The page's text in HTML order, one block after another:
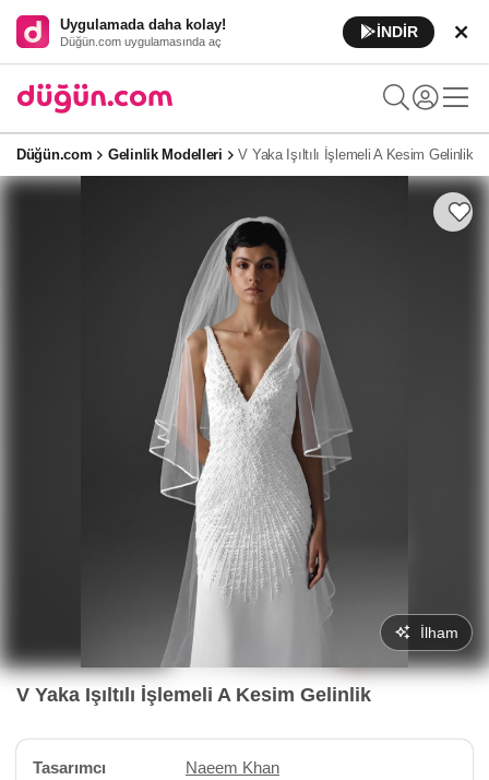
Uygulamada daha kolay!
Düğün.com uygulamasında aç
İNDİR
Düğün.com Gelinlik Modelleri V Yaka Işıltılı İşlemeli A Kesim Gelinlik
İlham
V Yaka Işıltılı İşlemeli A Kesim Gelinlik
Tasarımcı Naeem Khan